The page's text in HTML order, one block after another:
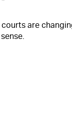
are